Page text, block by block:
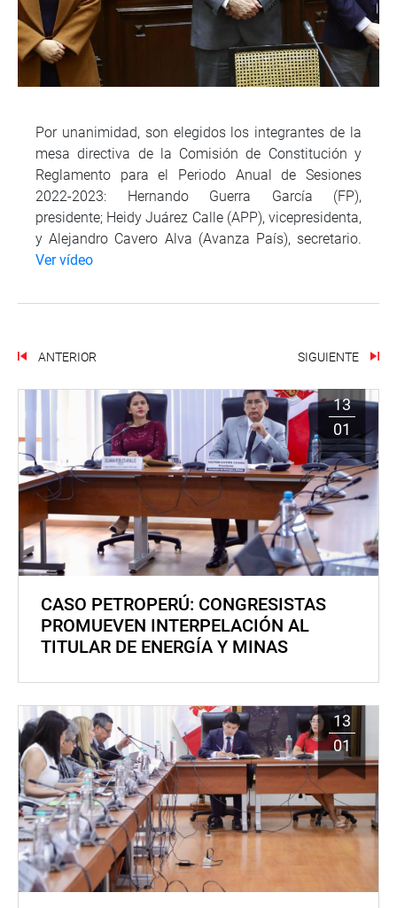
Por unanimidad, son elegidos los integrantes de la
mesa directiva de la Comisión de Constitución y
Reglamento para el Periodo Anual de Sesiones
2022-2023: Hernando Guerra García (FP),
presidente; Heidy Juárez Calle (APP), vicepresidenta,
y Alejandro Cavero Alva (Avanza País), secretario.
Ver vídeo
ANTERIOR SIGUIENTE
13
01
CASO PETROPERÚ: CONGRESISTAS
PROMUEVEN INTERPELACIÓN AL
TITULAR DE ENERGÍA Y MINAS
13
01